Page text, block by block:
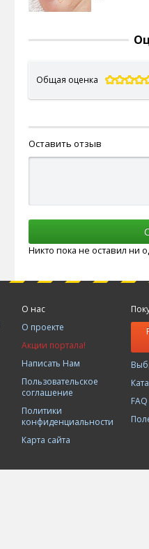
Общая оценка
Оставить отзыв
Никто пока не оставил ни
О нас
О проекте
Акции портала!
Написать Нам
Пользовательское
соглашение
Политики
конфиденциальности
Карта сайта
FAQ